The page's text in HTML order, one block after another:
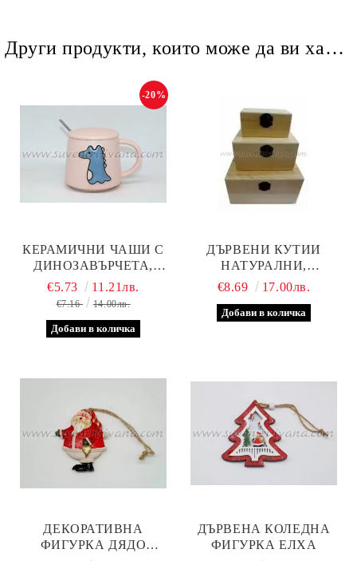
Други продукти, които може да ви харесат
КЕРАМИЧНИ ЧАШИ С
ДИНОЗАВЪРЧЕТА,
МОДЕЛ ЧЕТИРИ
-20%
€5.73 11.21лв.
€7.16 14.00лв.
ДЪРВЕНИ КУТИИ
НАТУРАЛНИ,
КОМПЛЕКТ 3 БР.
€8.69 17.00лв.
ДЕКОРАТИВНА
ФИГУРКА ДЯДО
ДЪРВЕНА КОЛЕДНА
ФИГУРКА ЕЛХА